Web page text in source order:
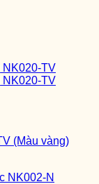
(Màu vàng)